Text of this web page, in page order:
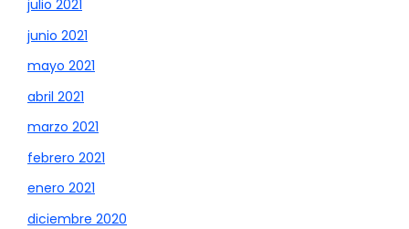
julio 2021
junio 2021
mayo 2021
abril 2021
marzo 2021
febrero 2021
enero 2021
diciembre 2020